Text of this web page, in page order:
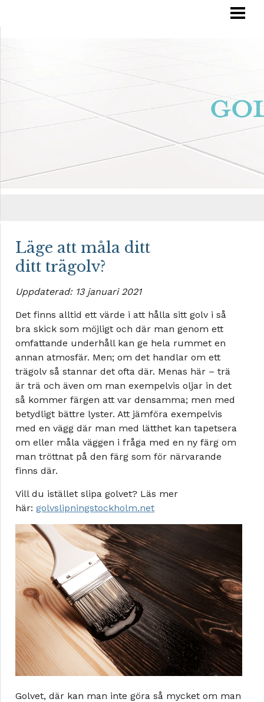
MÅLA TRÄGOLV
Läge att måla ditt
ditt trägolv?
Uppdaterad: 13 januari 2021
Det finns alltid ett värde i att hålla sitt golv i så
bra skick som möjligt och där man genom ett
omfattande underhåll kan ge hela rummet en
annan atmosfär. Men; om det handlar om ett
trägolv så stannar det ofta där. Menas här – trä
är trä och även om man exempelvis oljar in det
så kommer färgen att var densamma; men med
betydligt bättre lyster. Att jämföra exempelvis
med en vägg där man med lätthet kan tapetsera
om eller måla väggen i fråga med en ny färg om
man tröttnat på den färg som för närvarande
finns där.
Vill du istället slipa golvet? Läs mer
här: golvslipningstockholm.net
Golvet, där kan man inte göra så mycket om man